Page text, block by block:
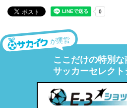
が運営
ここだけの特別
サッカーセレクト